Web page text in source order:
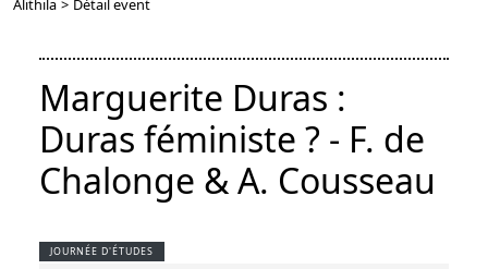
Alithila > Détail event
Marguerite Duras :
Duras féministe ? - F. de
Chalonge & A. Cousseau
JOURNÉE D'ÉTUDES